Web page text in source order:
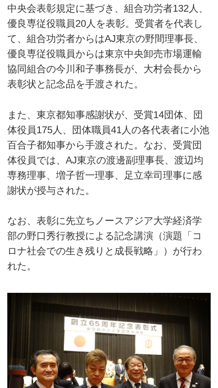
中央会表彰規定に基づき、組合功労者132人、
優良専従役職員20人を表彰。受賞者を代表し
て、組合功労者からはAJ東京の野間理事長、
優良専従役職員からは東京中央卸売市場運輸
協同組合の今川和子事務長が、大村会長から
表彰状と記念品を手渡された。
また、東京都知事感謝状が、受賞14団体、団
体役員175人、団体職員41人の各代表者に小池
百合子都知事から手渡された。なお、受賞団
体役員では、AJ東京の渡邊副理事長、渡辺均
専務理事、増子哲一理事、足立幸司理事に感
謝状が授与された。
なお、表彰に先立ちノースアジア大学経済学
部の野口秀行教授による記念講演（演題「コ
ロナ社会での生き残りと成長戦略」）が行わ
れた。